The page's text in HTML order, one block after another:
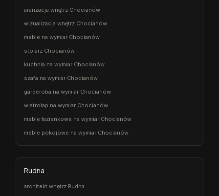
aranżacja wnętrz Chocianów
wizualizacja wnętrz Chocianów
meble na wymiar Chocianów
stolarz Chocianów
kuchnia na wymiar Chocianów
szafa na wymiar Chocianów
garderoba na wymiar Chocianów
wiatrołap na wymiar Chocianów
meble łazienkowe na wymiar Chocianów
meble pokojowe na wymiar Chocianów
Rudna
architekt wnętrz Rudna